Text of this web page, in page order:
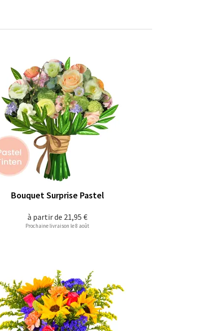
à partir de 21,95 €
Bouquet Surprise Pastel
Prochaine livraison le 8 août